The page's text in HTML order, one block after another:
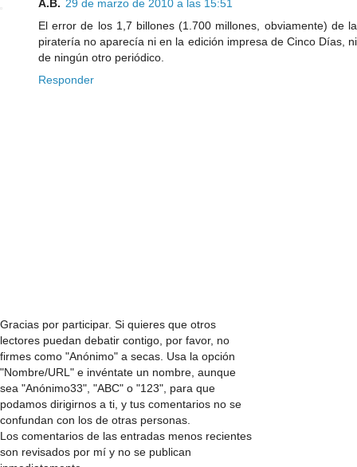
A.B. 29 de marzo de 2010 a las 15:51
El error de los 1,7 billones (1.700 millones, obviamente) de la
piratería no aparecía ni en la edición impresa de Cinco Días, ni
de ningún otro periódico.
Responder
Gracias por participar. Si quieres que otros
lectores puedan debatir contigo, por favor, no
firmes como "Anónimo" a secas. Usa la opción
"Nombre/URL" e invéntate un nombre, aunque
sea "Anónimo33", "ABC" o "123", para que
podamos dirigirnos a ti, y tus comentarios no se
confundan con los de otras personas.
Los comentarios de las entradas menos recientes
son revisados por mí y no se publican